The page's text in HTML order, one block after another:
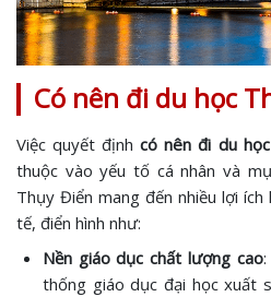
Có nên đi du học
Việc quyết địnhcó nên đi du
thuộc vào yếu tố cá nhân và
Thụy Điển mang đến nhiều lợi
tế, điển hình như:
Nền giáo dục chất lượng cao
thống giáo dục đại học xuất